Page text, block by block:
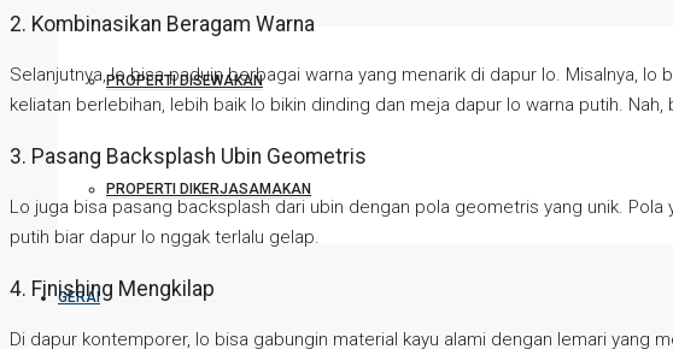
PROPERTI DISEWAKAN
PROPERTI DIKERJASAMAKAN
GERAI
2. Kombinasikan Beragam Warna
Selanjutnya, lo bisa paduin berbagai warna yang menarik di dapur lo. Misalnya,
keliatan berlebihan, lebih baik lo bikin dinding dan meja dapur lo warna putih.
3. Pasang Backsplash Ubin Geometris
Lo juga bisa pasang backsplash dari ubin dengan pola geometris yang unik.
putih biar dapur lo nggak terlalu gelap.
4. Finishing Mengkilap
Di dapur kontemporer, lo bisa gabungin material kayu alami dengan lemari yang